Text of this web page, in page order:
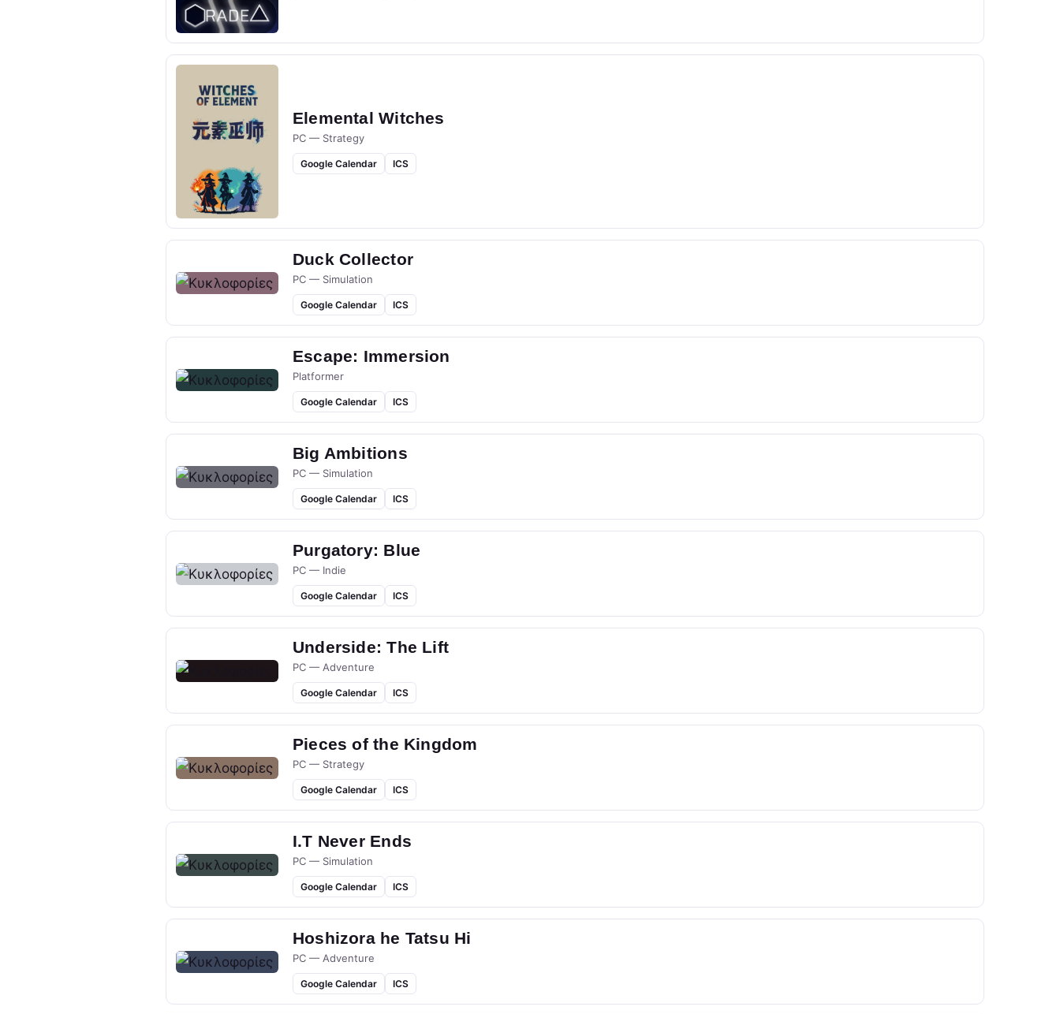
Elemental Witches
PC — Strategy
Google Calendar ICS
Duck Collector
PC — Simulation
Google Calendar ICS
Escape: Immersion
Platformer
Google Calendar ICS
Big Ambitions
PC — Simulation
Google Calendar ICS
Purgatory: Blue
PC — Indie
Google Calendar ICS
Underside: The Lift
PC — Adventure
Google Calendar ICS
Pieces of the Kingdom
PC — Strategy
Google Calendar ICS
I.T Never Ends
PC — Simulation
Google Calendar ICS
Hoshizora he Tatsu Hi
PC — Adventure
Google Calendar ICS